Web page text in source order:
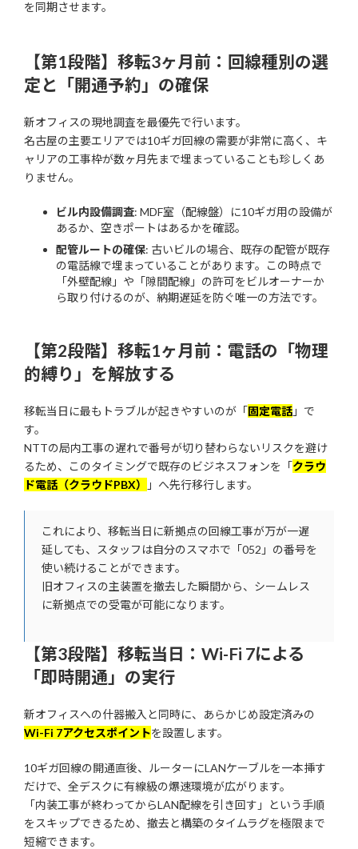
を同期させます。
【第1段階】移転3ヶ月前：回線種別の選
定と「開通予約」の確保
新オフィスの現地調査を最優先で行います。
名古屋の主要エリアでは10ギガ回線の需要が非常に高く、キ
ャリアの工事枠が数ヶ月先まで埋まっていることも珍しくあ
りません。
ビル内設備調査: MDF室（配線盤）に10ギガ用の設備が
あるか、空きポートはあるかを確認。
配管ルートの確保: 古いビルの場合、既存の配管が既存
の電話線で埋まっていることがあります。この時点で
「外壁配線」や「隙間配線」の許可をビルオーナーか
ら取り付けるのが、納期遅延を防ぐ唯一の方法です。
【第2段階】移転1ヶ月前：電話の「物理
的縛り」を解放する
移転当日に最もトラブルが起きやすいのが「固定電話 」で
す。
NTTの局内工事の遅れで番号が切り替わらないリスクを避け
るため、このタイミングで既存のビジネスフォンを「クラウ
ド電話（クラウドPBX）
」へ先行移行します。
これにより、移転当日に新拠点の回線工事が万が一遅
延しても、スタッフは自分のスマホで「052」の番号を
使い続けることができます。
旧オフィスの主装置を撤去した瞬間から、シームレス
に新拠点での受電が可能になります。
【第3段階】移転当日：Wi-Fi 7による
「即時開通」の実行
新オフィスへの什器搬入と同時に、あらかじめ設定済みの
Wi-Fi 7アクセスポイントを設置します。
10ギガ回線の開通直後、ルーターにLANケーブルを一本挿す
だけで、全デスクに有線級の爆速環境が広がります。
「内装工事が終わってからLAN配線を引き回す」という手順
をスキップできるため、撤去と構築のタイムラグを極限まで
短縮できます。